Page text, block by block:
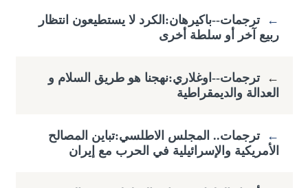
← ترجمات--باكيرهان:الكرد لا يستطيعون انتظار
ربيع آخر أو سلطة أخرى
← ترجمات--اوغلاري:نهجنا هو طريق السلام و
العدالة والديمقراطية
← ترجمات.. المجلس الاطلسي:تباين المصالح
الأمريكية والإسرائيلية في الحرب مع إيران